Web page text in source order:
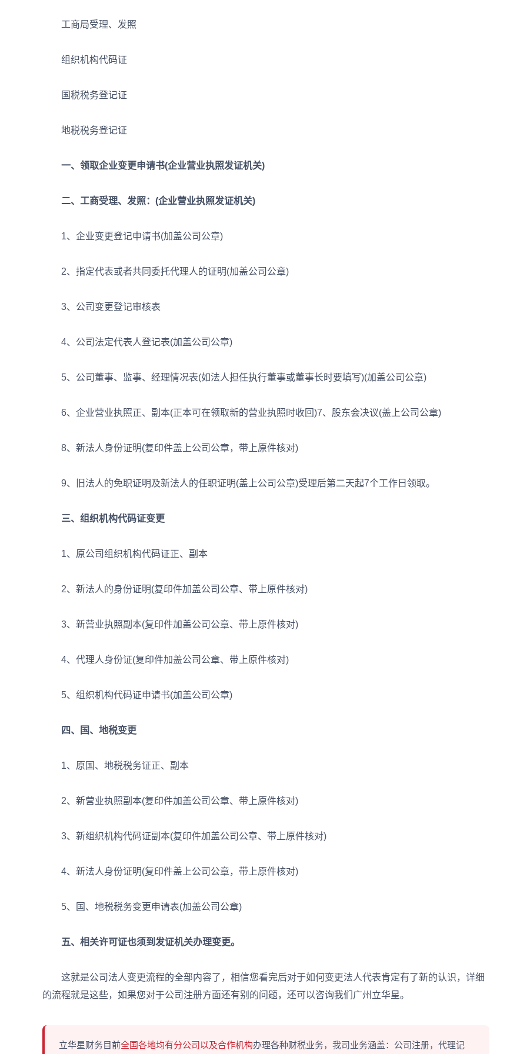
工商局受理、发照
组织机构代码证
国税税务登记证
地税税务登记证
一、领取企业变更申请书(企业营业执照发证机关)
二、工商受理、发照：(企业营业执照发证机关)
1、企业变更登记申请书(加盖公司公章)
2、指定代表或者共同委托代理人的证明(加盖公司公章)
3、公司变更登记审核表
4、公司法定代表人登记表(加盖公司公章)
5、公司董事、监事、经理情况表(如法人担任执行董事或董事长时要填写)(加盖公司公章)
6、企业营业执照正、副本(正本可在领取新的营业执照时收回)7、股东会决议(盖上公司公章)
8、新法人身份证明(复印件盖上公司公章，带上原件核对)
9、旧法人的免职证明及新法人的任职证明(盖上公司公章)受理后第二天起7个工作日领取。
三、组织机构代码证变更
1、原公司组织机构代码证正、副本
2、新法人的身份证明(复印件加盖公司公章、带上原件核对)
3、新营业执照副本(复印件加盖公司公章、带上原件核对)
4、代理人身份证(复印件加盖公司公章、带上原件核对)
5、组织机构代码证申请书(加盖公司公章)
四、国、地税变更
1、原国、地税税务证正、副本
2、新营业执照副本(复印件加盖公司公章、带上原件核对)
3、新组织机构代码证副本(复印件加盖公司公章、带上原件核对)
4、新法人身份证明(复印件盖上公司公章，带上原件核对)
5、国、地税税务变更申请表(加盖公司公章)
五、相关许可证也须到发证机关办理变更。
这就是公司法人变更流程的全部内容了，相信您看完后对于如何变更法人代表肯定有了新的认识，详细
的流程就是这些，如果您对于公司注册方面还有别的问题，还可以咨询我们广州立华星。
立华星财务目前全国各地均有分公司以及合作机构办理各种财税业务，我司业务涵盖：公司注册，代理记